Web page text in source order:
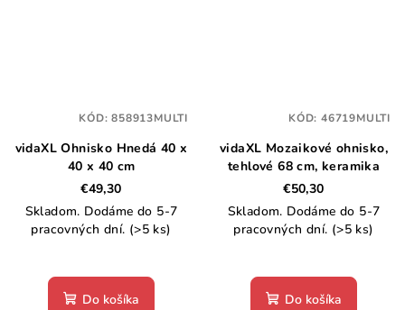
vidaXL Ohnisko Hnedá 40 x
40 x 40 cm
€49,30
Skladom. Dodáme do 5-7
pracovných dní. (>5 ks)
Do košíka
KÓD:858913MULTI
vidaXL Mozaikové ohnisko,
tehlové 68 cm, keramika
€50,30
Skladom. Dodáme do 5-7
pracovných dní. (>5 ks)
Do košíka
KÓD: 46719MULTI